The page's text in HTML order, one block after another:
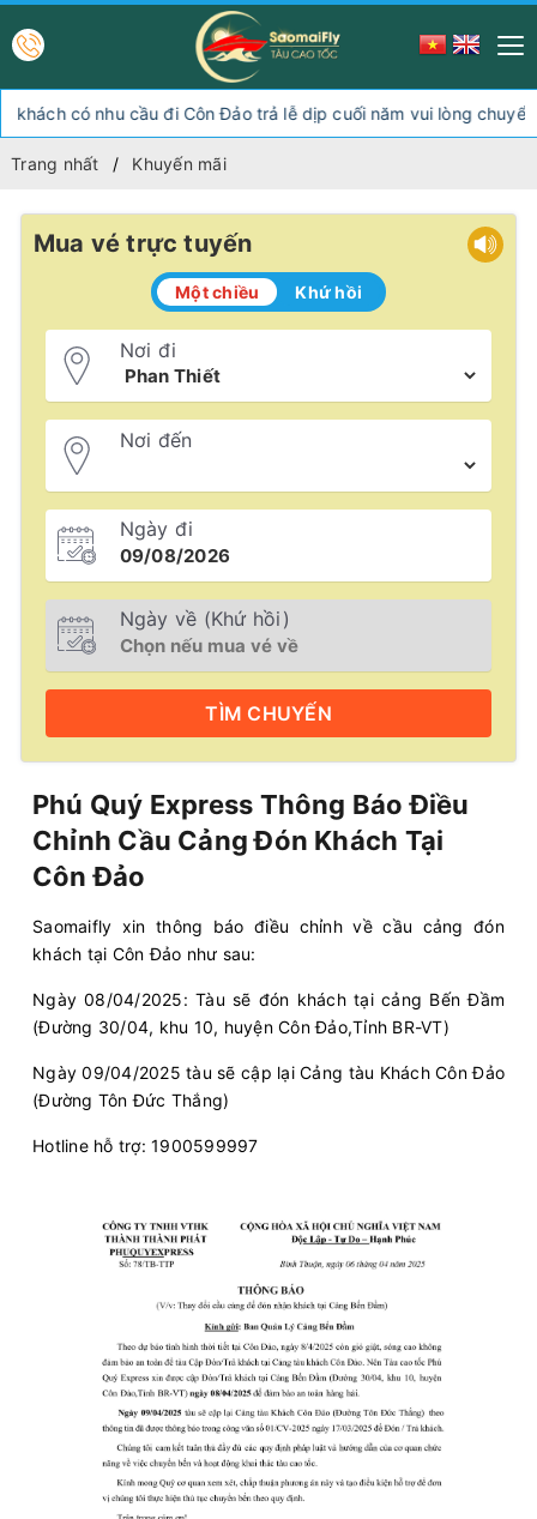
có nhu cầu đi Côn Đảo trả lễ dịp cuối năm vui lòng chuyển
Trang nhất Khuyến mãi
Mua vé trực tuyến
Một chiều Khứ hồi
Nơi đi
Nơi đến
Ngày đi
Ngày về (Khứ hồi)
TÌM CHUYẾN
Phú Quý Express Thông Báo Điều
Chỉnh Cầu Cảng Đón Khách Tại
Côn Đảo
Saomaifly xin thông báo điều chỉnh về cầu cảng đón
khách tại Côn Đảo như sau:
Ngày 08/04/2025: Tàu sẽ đón khách tại cảng Bến Đầm
(Đường 30/04, khu 10, huyện Côn Đảo,Tỉnh BR-VT)
Ngày 09/04/2025 tàu sẽ cập lại Cảng tàu Khách Côn Đảo
(Đường Tôn Đức Thắng)
Hotline hỗ trợ: 1900599997